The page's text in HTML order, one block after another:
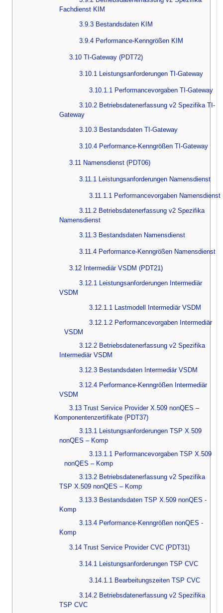
Fachdienst KIM
3.9.3 Bestandsdaten KIM
3.9.4 Performance-Kenngrößen KIM
3.10 TI-Gateway (PDT72)
3.10.1 Leistungsanforderungen TI-Gateway
3.10.1.1 Performancevorgaben TI-Gateway
3.10.2 Betriebsdatenerfassung v2 Spezifika TI-
Gateway
3.10.3 Bestandsdaten TI-Gateway
3.10.4 Performance-Kenngrößen TI-Gateway
3.11 Namensdienst (PDT06)
3.11.1 Leistungsanforderungen Namensdienst
3.11.1.1 Performancevorgaben Namensdienst
3.11.2 Betriebsdatenerfassung v2 Spezifika
Namensdienst
3.11.3 Bestandsdaten Namensdienst
3.11.4 Performance-Kenngrößen Namensdienst
3.12 Intermediär VSDM (PDT21)
3.12.1 Leistungsanforderungen Intermediär
VSDM
3.12.1.1 Lastmodell Intermediär VSDM
3.12.1.2 Performancevorgaben Intermediär
VSDM
3.12.2 Betriebsdatenerfassung v2 Spezifika
Intermediär VSDM
3.12.3 Bestandsdaten Intermediär VSDM
3.12.4 Performance-Kenngrößen Intermediär
VSDM
3.13 Trust Service Provider X.509 nonQES –
Komponentenzertifikate (PDT37)
3.13.1 Leistungsanforderungen TSP X.509
nonQES – Komp
3.13.1.1 Performancevorgaben TSP X.509
nonQES – Komp
3.13.2 Betriebsdatenerfassung v2 Spezifika
TSP X.509 nonQES – Komp
3.13.3 Bestandsdaten TSP X.509 nonQES -
Komp
3.13.4 Performance-Kenngrößen nonQES -
Komp
3.14 Trust Service Provider CVC (PDT31)
3.14.1 Leistungsanforderungen TSP CVC
3.14.1.1 Bearbeitungszeiten TSP CVC
3.14.2 Betriebsdatenerfassung v2 Spezifika
TSP CVC